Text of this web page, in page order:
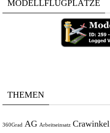
MODELLFLUGPLÄTZE
THEMEN
360Grad AG Arbeitseinsatz Crawinkel